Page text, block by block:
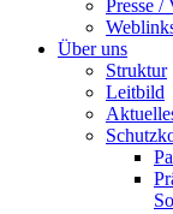
Presse /
Über uns
Struktur
Leitbild